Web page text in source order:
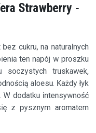
Strawberry -
cukru, na naturalnych
ten napój w proszku
soczystych truskawek,
aloesu. Każdy łyk
W dodatku intensywność
z pysznym aromatem